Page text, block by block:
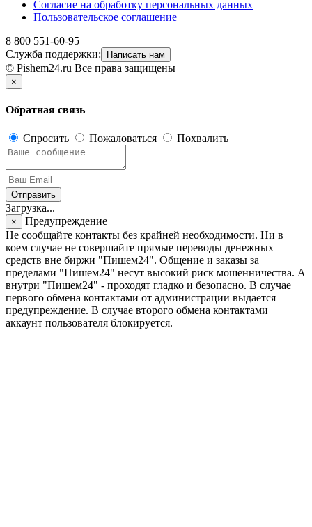
Согласие на обработку персональных данных
Пользовательское соглашение
8 800 551-60-95
Служба поддержки:
Написать нам
© Pishem24.ru Все права защищены
×
Обратная связь
Спросить Пожаловаться Похвалить
Отправить
Загрузка...
×
Предупреждение
Не сообщайте контакты без крайней необходимости. Ни в
коем случае не совершайте прямые переводы денежных
средств вне биржи "Пишем24". Общение и заказы за
пределами "Пишем24" несут высокий риск мошенничества. А
внутри "Пишем24" - проходят гладко и безопасно. В случае
первого обмена контактами от администрации выдается
предупреждение. В случае второго обмена контактами
аккаунт пользователя блокируется.